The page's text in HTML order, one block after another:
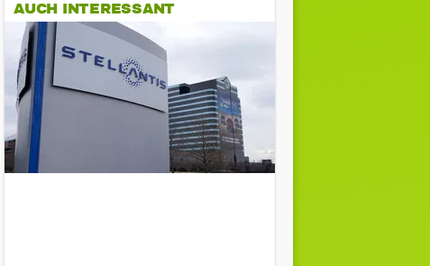
AUCH INTERESSANT